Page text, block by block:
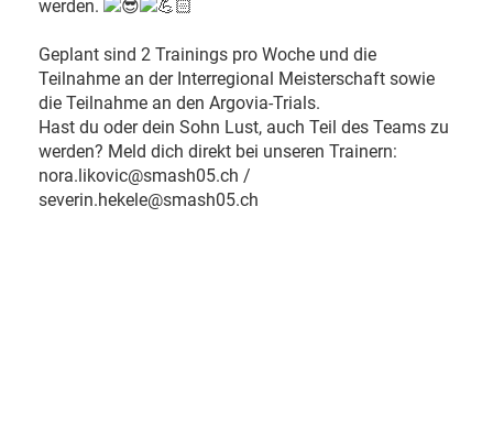
werden.
Geplant sind 2 Trainings pro Woche und die
Teilnahme an der Interregional Meisterschaft sowie
die Teilnahme an den Argovia-Trials.
Hast du oder dein Sohn Lust, auch Teil des Teams zu
werden? Meld dich direkt bei unseren Trainern:
nora.likovic@smash05.ch /
severin.hekele@smash05.ch